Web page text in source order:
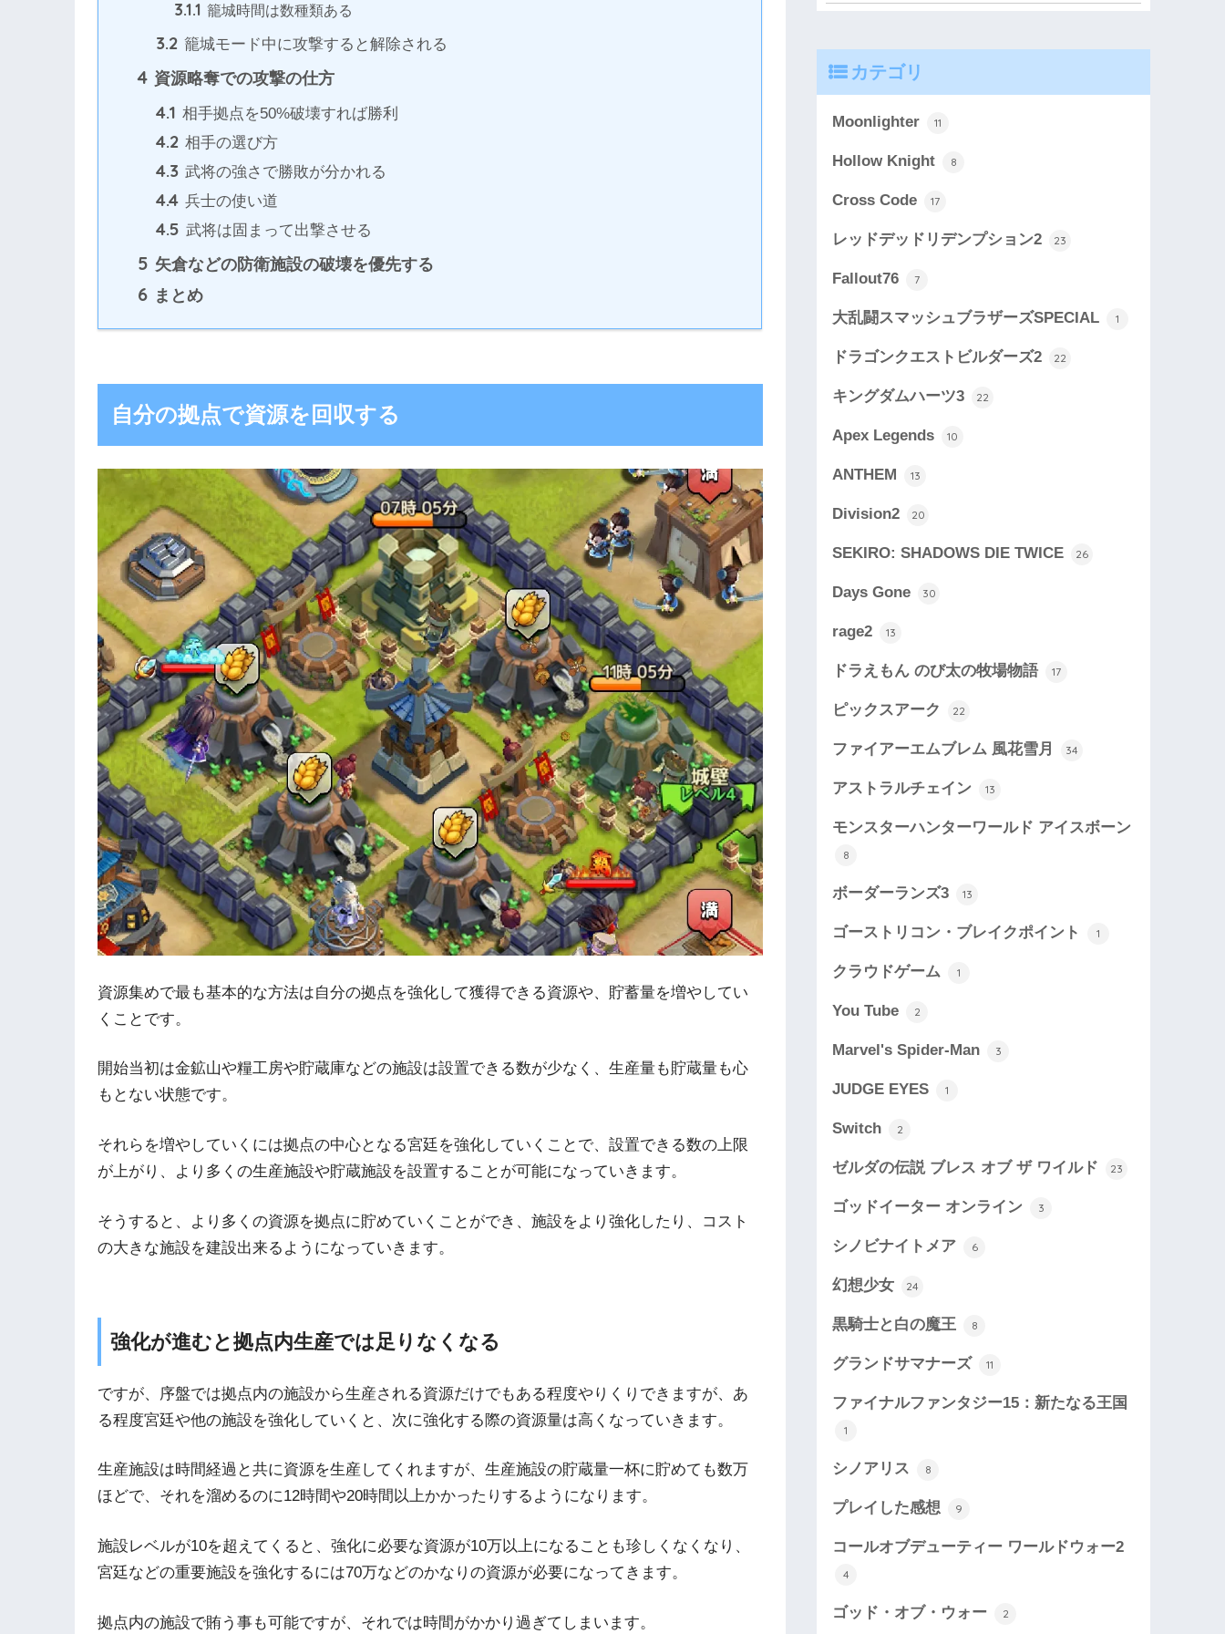
3.1.1 籠城時間は数種類ある
3.2 籠城モード中に攻撃すると解除される
4 資源略奪での攻撃の仕方
4.1 相手拠点を50%破壊すれば勝利
4.2 相手の選び方
4.3 武将の強さで勝敗が分かれる
4.4 兵士の使い道
4.5 武将は固まって出撃させる
5 矢倉などの防衛施設の破壊を優先する
6 まとめ
自分の拠点で資源を回収する
資源集めで最も基本的な方法は自分の拠点を強化して獲得できる資源や、貯蓄量を増やしてい
くことです。
開始当初は金鉱山や糧工房や貯蔵庫などの施設は設置できる数が少なく、生産量も貯蔵量も心
もとない状態です。
それらを増やしていくには拠点の中心となる宮廷を強化していくことで、設置できる数の上限
が上がり、より多くの生産施設や貯蔵施設を設置することが可能になっていきます。
そうすると、より多くの資源を拠点に貯めていくことができ、施設をより強化したり、コスト
の大きな施設を建設出来るようになっていきます。
強化が進むと拠点内生産では足りなくなる
ですが、序盤では拠点内の施設から生産される資源だけでもある程度やりくりできますが、あ
る程度宮廷や他の施設を強化していくと、次に強化する際の資源量は高くなっていきます。
生産施設は時間経過と共に資源を生産してくれますが、生産施設の貯蔵量一杯に貯めても数万
ほどで、それを溜めるのに12時間や20時間以上かかったりするようになります。
施設レベルが10を超えてくると、強化に必要な資源が10万以上になることも珍しくなくなり、
宮廷などの重要施設を強化するには70万などのかなりの資源が必要になってきます。
拠点内の施設で賄う事も可能ですが、それでは時間がかかり過ぎてしまいます。
カテゴリ
Moonlighter 11
Hollow Knight 8
Cross Code 17
レッドデッドリデンプション2 23
Fallout76 7
大乱闘スマッシュブラザーズSPECIAL 1
ドラゴンクエストビルダーズ2 22
キングダムハーツ3 22
Apex Legends 10
ANTHEM 13
Division2 20
SEKIRO: SHADOWS DIE TWICE 26
Days Gone 30
rage2 13
ドラえもん のび太の牧場物語 17
ピックスアーク 22
ファイアーエムブレム 風花雪月 34
アストラルチェイン 13
モンスターハンターワールド アイスボーン
8
ボーダーランズ3 13
ゴーストリコン・ブレイクポイント 1
クラウドゲーム 1
You Tube 2
Marvel's Spider-Man 3
JUDGE EYES 1
Switch 2
ゼルダの伝説 ブレス オブ ザ ワイルド 23
ゴッドイーター オンライン 3
シノビナイトメア 6
幻想少女 24
黒騎士と白の魔王 8
グランドサマナーズ 11
ファイナルファンタジー15：新たなる王国
1
シノアリス 8
プレイした感想 9
コールオブデューティー ワールドウォー2
4
ゴッド・オブ・ウォー 2